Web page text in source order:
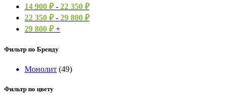
14 900 ₽- 22 350 ₽
22 350 ₽- 29 800 ₽
29 800 ₽+
Фильтр по Бренду
Монолит (49)
Фильтр по цвету